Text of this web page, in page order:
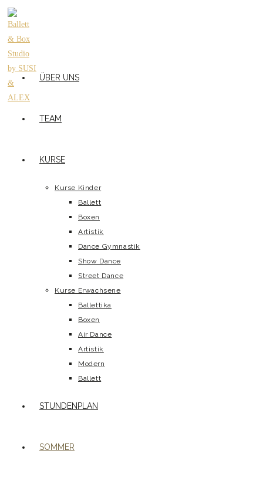
ÜBER UNS
TEAM
KURSE
Kurse Kinder
Ballett
Boxen
Artistik
Dance Gymnastik
Show Dance
Street Dance
Kurse Erwachsene
Ballettika
Boxen
Air Dance
Artistik
Modern
Ballett
STUNDENPLAN
SOMMER